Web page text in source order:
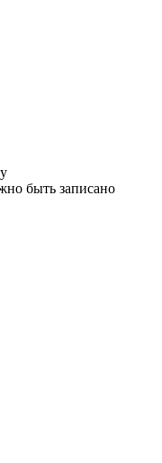
быть записано